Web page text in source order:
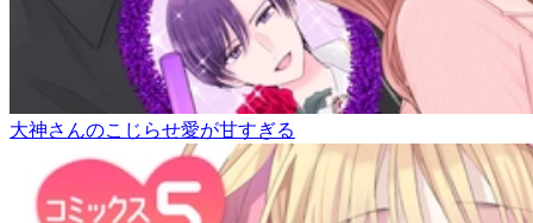
大神さんのこじらせ愛が甘すぎる